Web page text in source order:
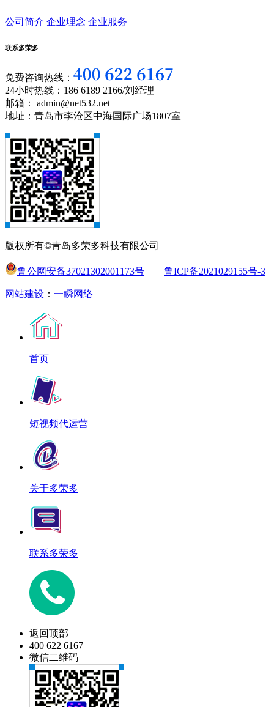
公司简介 企业理念 企业服务
联系多荣多
免费咨询热线：
24小时热线：186 6189 2166/刘经理
邮箱： admin@net532.net
地址：青岛市李沧区中海国际广场1807室
版权所有©青岛多荣多科技有限公司
鲁公网安备37021302001173号 鲁ICP备2021029155号-3
网站建设 ： 一瞬网络
首页
短视频代运营
关于多荣多
联系多荣多
返回顶部
400 622 6167
微信二维码